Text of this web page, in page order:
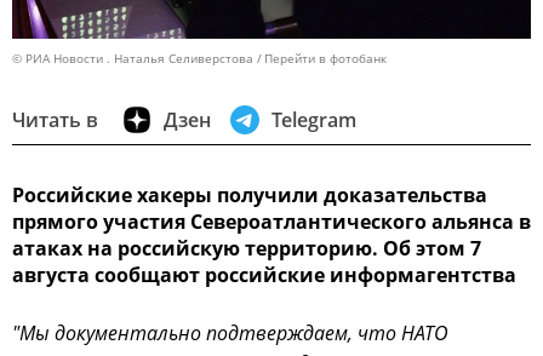
© РИА Новости . Наталья Селиверстова Перейти в фотобанк
Читать в Дзен Telegram
Российские хакеры получили доказательства
прямого участия Североатлантического альянса в
атаках на российскую территорию. Об этом 7
августа сообщают российские информагентства
"Мы документально подтверждаем, что НАТО